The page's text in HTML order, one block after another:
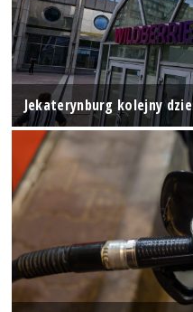
Jekaterynburg kolejny